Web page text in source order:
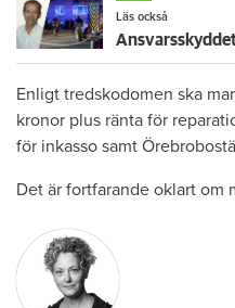
Läs också
Enligt tredskodomen ska
kronor plus ränta för
för inkasso samt
Det är fortfarande oklart om